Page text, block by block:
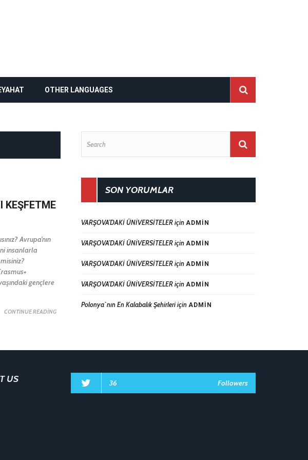
OTHER LANGUAGES
KEŞFETME
Avrupa’nın
insanlarla
gençlere
CONTINUE READING
SON YORUMLAR
VARŞOVA’DAKİ ÜNİVERSİTELERiçin ADMIN
VARŞOVA’DAKİ ÜNİVERSİTELERiçin ADMIN
VARŞOVA’DAKİ ÜNİVERSİTELERiçin ADMIN
VARŞOVA’DAKİ ÜNİVERSİTELERiçin ADMIN
Polonya`nın En Kalabalık Şehirleriiçin ADMIN
US 36 Followers